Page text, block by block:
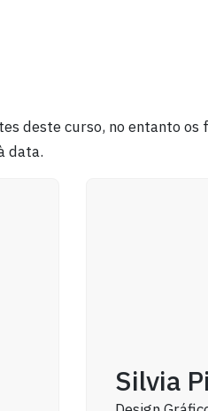
deste curso, no entanto os
data.
Silvia